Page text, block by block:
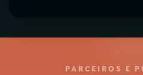
PARCEIROS E